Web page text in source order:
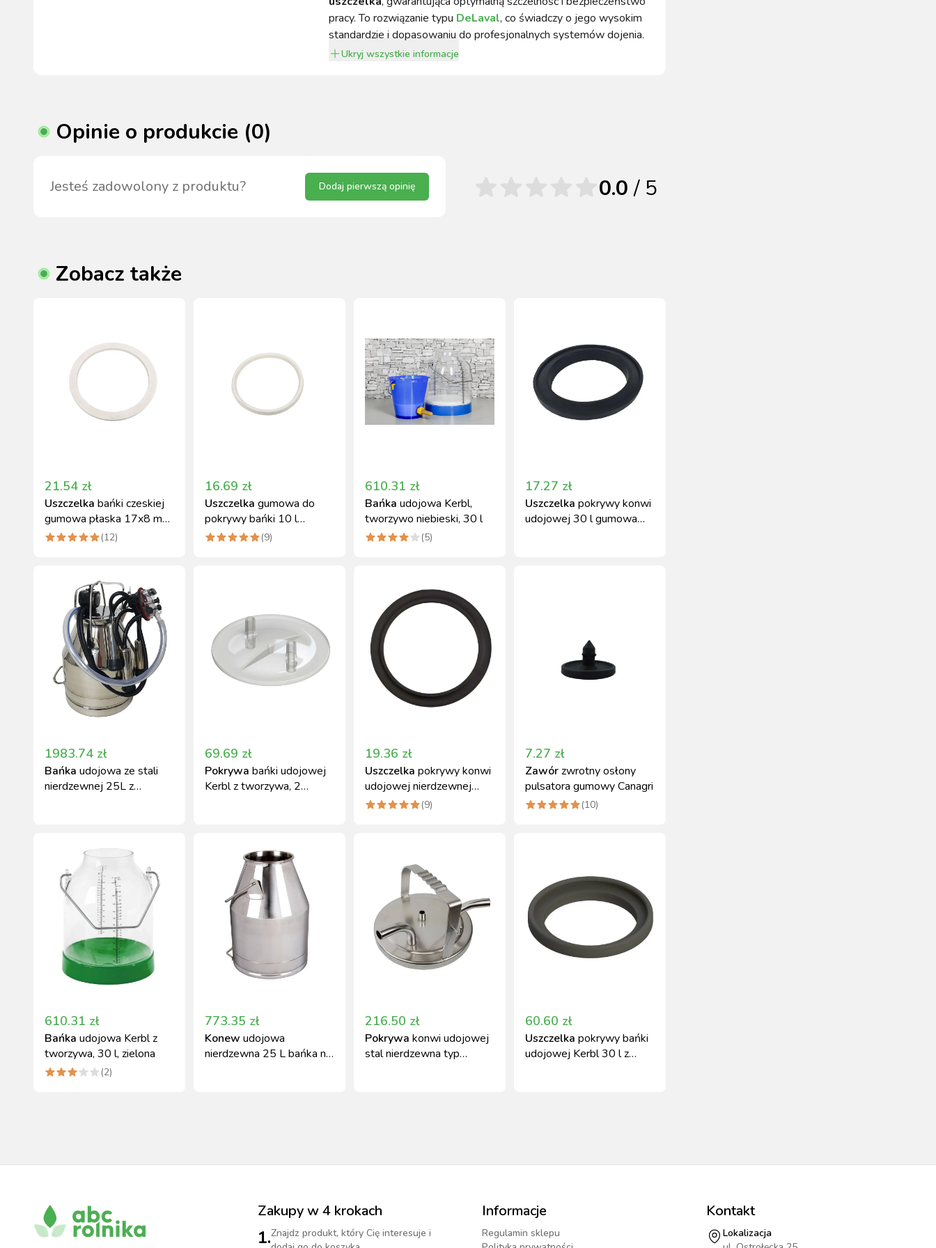
pracy. To rozwiązanie typu DeLaval, co świadczy o jego wysokim
standardzie i dopasowaniu do profesjonalnych systemów dojenia.
Ukryj wszystkie informacje
Opinie o produkcie (0)
Jesteś zadowolony z produktu? Dodaj pierwszą opinię 0.0/ 5
Zobacz także
21.54 zł
Uszczelka bańki czeskiej
gumowa płaska 17x8 mm
Canagri
(12)
16.69 zł
Uszczelka gumowa do
pokrywy bańki 10 l
Canagri
(9)
610.31 zł
Bańka udojowa Kerbl,
tworzywo niebieski, 30 l
(5)
17.27 zł
Uszczelka pokrywy konwi
udojowej 30 l gumowa
1983.74 zł
Bańka udojowa ze stali
nierdzewnej 25L z
69.69 zł
Pokrywa bańki udojowej
Kerbl z tworzywa, 2
19.36 zł
Uszczelka pokrywy konwi
udojowej nierdzewnej
gumowa Canagri
(9)
7.27 zł
Zawórzwrotny osłony
pulsatora gumowy Canagri
(10)
610.31 zł
Bańka udojowa Kerbl z
tworzywa, 30 l, zielona
(2)
773.35 zł
Konew udojowa
nierdzewna 25 L bańka na
216.50 zł
Pokrywa konwi udojowej
stal nierdzewna typ
60.60 zł
Uszczelka pokrywy bańki
udojowej Kerbl 30 l z
Zakupy w 4 krokach
1.Znajdz produkt, który Cię interesuje i
Informacje
Regulamin sklepu
Kontakt
Lokalizacja